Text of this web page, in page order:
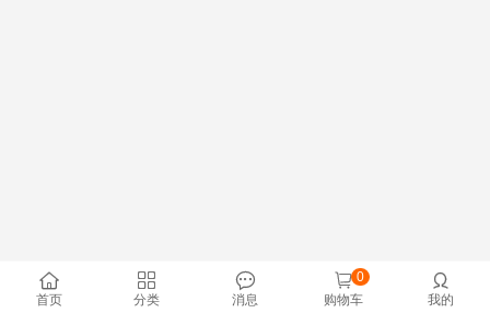

首页

分类

消息

购物车
0 
我的